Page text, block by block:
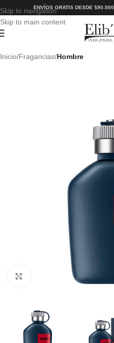
Skip to navigation
Skip to main content
ENVÍOS GRATIS DESDE $90.000
Inicio Fragancias Hombre
Click to enlarge